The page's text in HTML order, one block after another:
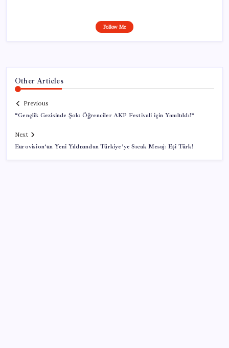
Follow Me
Other Articles
Previous
“Gençlik Gezisinde Şok: Öğrenciler AKP Festivali için Yanıltıldı!”
Next
Eurovision’un Yeni Yıldızından Türkiye’ye Sıcak Mesaj: Eşi Türk!